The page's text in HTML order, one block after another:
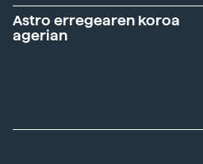
Astro erregearen koroa
agerian